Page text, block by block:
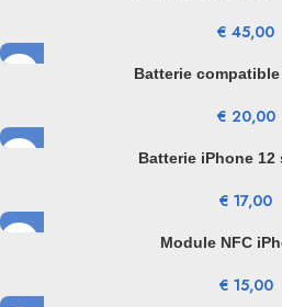
€ 45,00
Batterie
€ 20,00
Batterie iPhone 12
€ 17,00
Module NFC
€ 15,00